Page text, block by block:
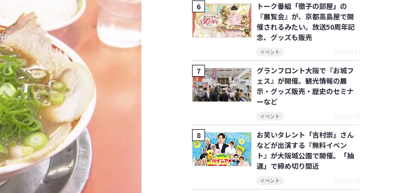
トーク番組「徹子の部屋」の
『展覧会』が、京都高島屋で開
催されるみたい。放送50周年記
念、グッズも販売
イベント 2026.08.01
グランフロント大阪で『お城フ
ェス』が開催。観光情報の展
示・グッズ販売・歴史のセミナ
ーなど
イベント 2026.07.31
お笑いタレント「吉村崇」さん
などが出演する『無料イベン
ト』が大阪城公園で開催。「抽
選」で締め切り間近
イベント 2026.07.17